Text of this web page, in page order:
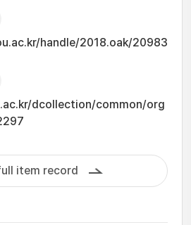
handle/2018.oak/20983
dcollection/common/org
item record